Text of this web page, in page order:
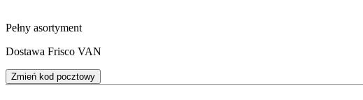
Pełny asortyment
Dostawa Frisco VAN
Zmień kod pocztowy